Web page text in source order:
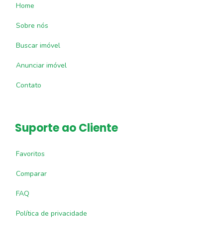
Home
Sobre nós
Buscar imóvel
Anunciar imóvel
Contato
Suporte ao Cliente
Favoritos
Comparar
FAQ
Política de privacidade